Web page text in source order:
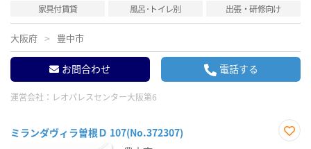
家具付賃貸 風呂･トイレ別 出張・研修向け
大阪府 豊中市
お問合わせ 電話する
運営会社： レオパレスセンター大阪第6
ミランダヴィラ曽根Ｄ 107(No.372307)